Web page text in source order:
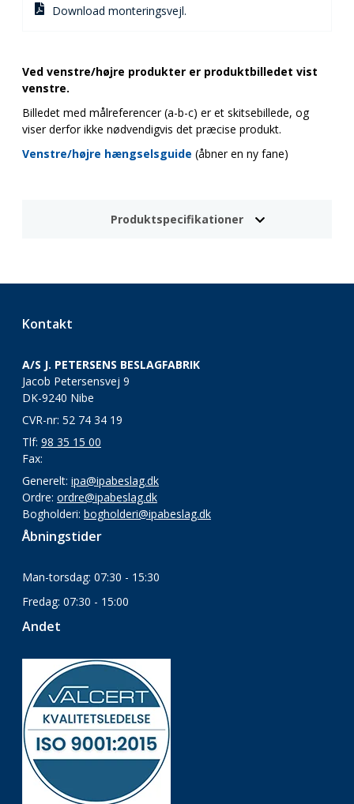
Download monteringsvejl.
Ved venstre/højre produkter er produktbilledet vist
venstre.
Billedet med målreferencer (a-b-c) er et skitsebillede, og
viser derfor ikke nødvendigvis det præcise produkt.
Venstre/højre hængselsguide (åbner en ny fane)
Produktspecifikationer
Kontakt
A/S J. PETERSENS BESLAGFABRIK
Jacob Petersensvej 9
DK-9240 Nibe
CVR-nr: 52 74 34 19
Tlf: 98 35 15 00
Fax:
Generelt: ipa@ipabeslag.dk
Ordre: ordre@ipabeslag.dk
Bogholderi: bogholderi@ipabeslag.dk
Åbningstider
Man-torsdag: 07:30 - 15:30
Fredag: 07:30 - 15:00
Andet